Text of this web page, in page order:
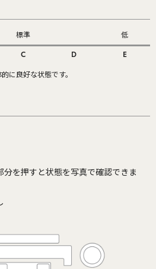
標準 低
C D E
に良好な状態です。
を押すと状態を写真で確認できま